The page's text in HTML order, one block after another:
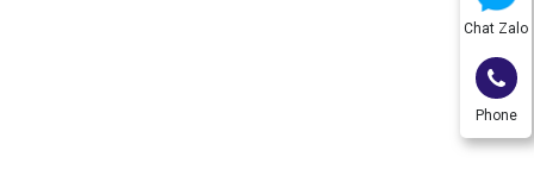
Chat Zalo
Phone